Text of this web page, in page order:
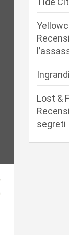
Lost &
segreti